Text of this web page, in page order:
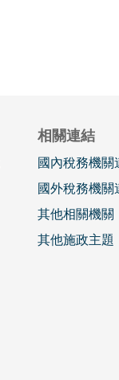
相關連結
國內稅務機關
國外稅務機關
其他相關機關
其他施政主題